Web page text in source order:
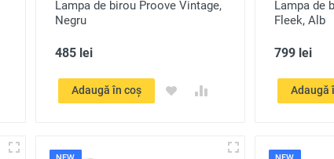
Lampa de birou Proove Vintage,
Negru
485 lei
Adaugă în coș
Lampa de
Fleek, Alb
799 lei
Adaugă